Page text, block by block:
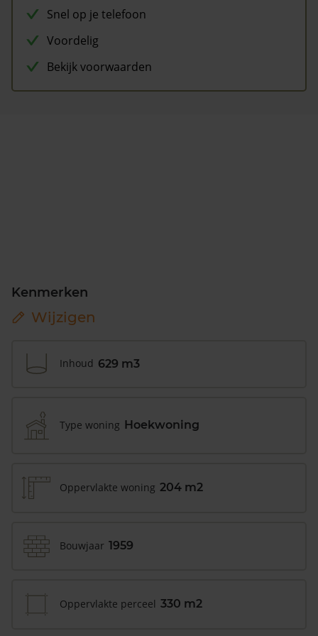
Snel op je telefoon
Voordelig
Bekijk voorwaarden
Kenmerken
Wijzigen
Inhoud 629 m3
Type woning Hoekwoning
Oppervlakte woning 204 m2
Bouwjaar 1959
Oppervlakte perceel 330 m2